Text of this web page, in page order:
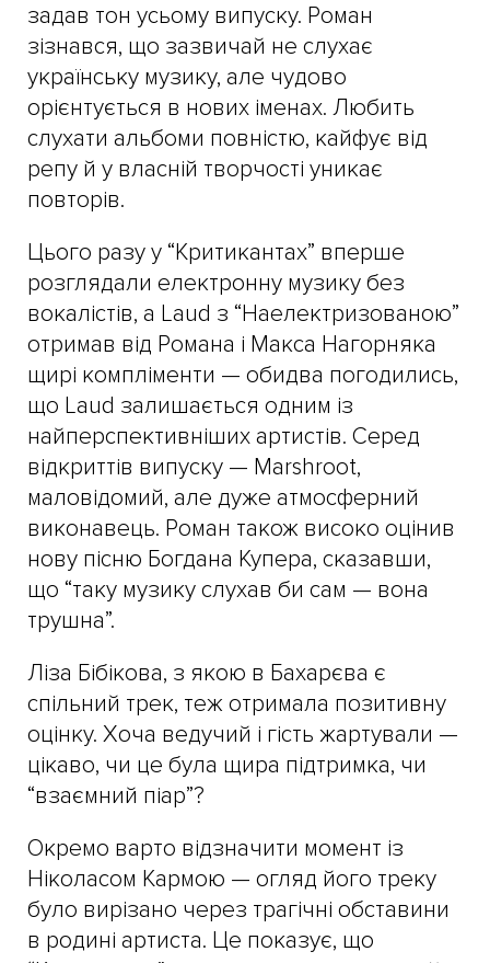
задав тон усьому випуску. Роман
зізнався, що зазвичай не слухає
українську музику, але чудово
орієнтується в нових іменах. Любить
слухати альбоми повністю, кайфує від
репу й у власній творчості уникає
повторів.
Цього разу у “Критикантах” вперше
розглядали електронну музику без
вокалістів, а Laud з “Наелектризованою”
отримав від Романа і Макса Нагорняка
щирі компліменти — обидва погодились,
що Laud залишається одним із
найперспективніших артистів. Серед
відкриттів випуску — Marshroot,
маловідомий, але дуже атмосферний
виконавець. Роман також високо оцінив
нову пісню Богдана Купера, сказавши,
що “таку музику слухав би сам — вона
трушна”.
Ліза Бібікова, з якою в Бахарєва є
спільний трек, теж отримала позитивну
оцінку. Хоча ведучий і гість жартували —
цікаво, чи це була щира підтримка, чи
“взаємний піар”?
Окремо варто відзначити момент із
Ніколасом Кармою — огляд його треку
було вирізано через трагічні обставини
в родині артиста. Це показує, що